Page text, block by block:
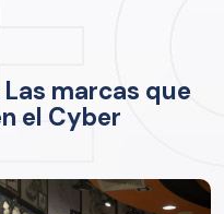
marcas que
el Cyber